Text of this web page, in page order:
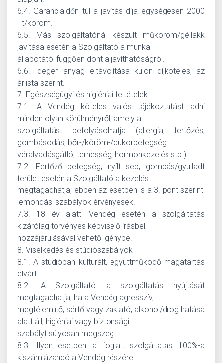
6.4. Garanciaidőn túl a javítás díja egységesen 2000
Ft/köröm.
6.5. Más szolgáltatónál készült műköröm/géllakk
javítása esetén a Szolgáltató a munka
állapotától függően dönt a javíthatóságról.
6.6. Idegen anyag eltávolítása külön díjköteles, az
árlista szerint.
7. Egészségügyi és higiéniai feltételek
7.1. A Vendég köteles valós tájékoztatást adni
minden olyan körülményről, amely a
szolgáltatást befolyásolhatja (allergia, fertőzés,
gombásodás, bőr-/köröm-/cukorbetegség,
véralvadásgátló, terhesség, hormonkezelés stb.).
7.2. Fertőző betegség, nyílt seb, gombás/gyulladt
terület esetén a Szolgáltató a kezelést
megtagadhatja; ebben az esetben is a 3. pont szerinti
lemondási szabályok érvényesek.
7.3. 18 év alatti Vendég esetén a szolgáltatás
kizárólag törvényes képviselő írásbeli
hozzájárulásával vehető igénybe.
8. Viselkedés és stúdiószabályok
8.1. A stúdióban kulturált, együttműködő magatartás
elvárt.
8.2. A Szolgáltató a szolgáltatás nyújtását
megtagadhatja, ha a Vendég agresszív,
megfélemlítő, sértő vagy zaklató; alkohol/drog hatása
alatt áll; higiéniai vagy biztonsági
szabályt súlyosan megszeg.
8.3. Ilyen esetben a foglalt szolgáltatás 100%-a
kiszámlázandó a Vendég részére.